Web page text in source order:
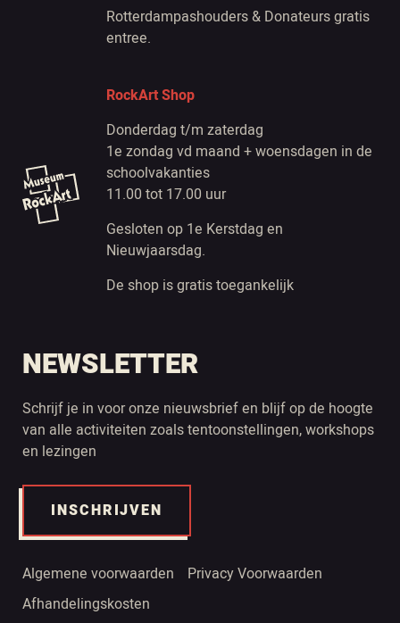
Rotterdampashouders & Donateurs gratis
entree.
RockArt Shop
Donderdag t/m zaterdag
1e zondag vd maand + woensdagen in de
schoolvakanties
11.00 tot 17.00 uur
Gesloten op 1e Kerstdag en
Nieuwjaarsdag.
De shop is gratis toegankelijk
NEWSLETTER
Schrijf je in voor onze nieuwsbrief en blijf op de hoogte
van alle activiteiten zoals tentoonstellingen, workshops
en lezingen
INSCHRIJVEN
Algemene voorwaarden
Privacy Voorwaarden
Afhandelingskosten